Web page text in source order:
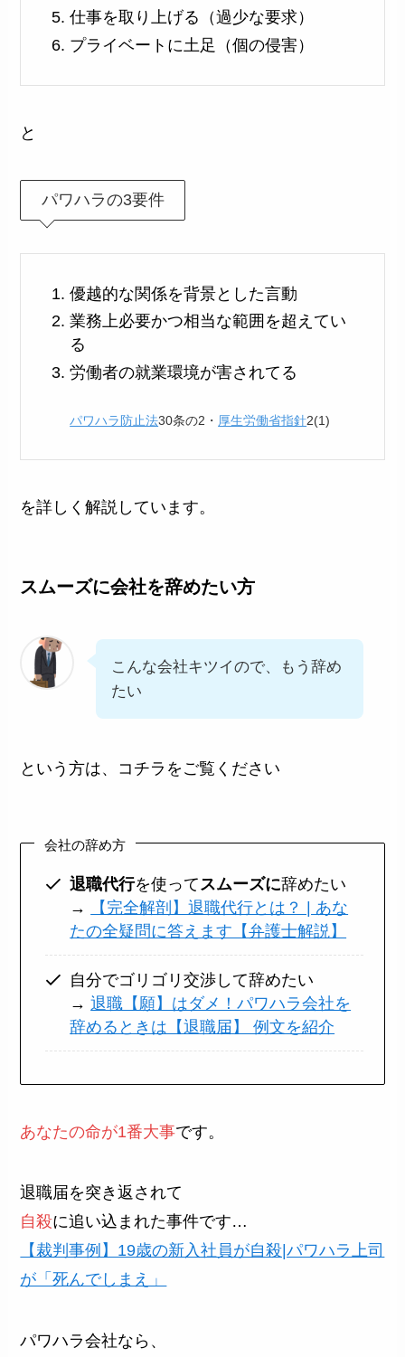
仕事を取り上げる（過少な要求）
プライベートに土足（個の侵害）
と
パワハラの3要件
優越的な関係を背景とした言動
業務上必要かつ相当な範囲を超えてい
る
労働者の就業環境が害されてる
パワハラ防止法30条の2・ 厚生労働省指針2(1)
を詳しく解説しています。
スムーズに会社を辞めたい方
こんな会社キツイので、もう辞め
たい
という方は、コチラをご覧ください
会社の辞め方
退職代行を使って スムーズに辞めたい
→
【完全解剖】退職代行とは？ | あな
たの全疑問に答えます【弁護士解説】
自分でゴリゴリ交渉して辞めたい
→退職【願】はダメ！パワハラ会社を
辞めるときは【退職届】 例文を紹介
あなたの命が1番大事です。
退職届を突き返されて
自殺に追い込まれた事件です…
【裁判事例】19歳の新入社員が自殺|パワハラ上司
が「死んでしまえ」
パワハラ会社なら、